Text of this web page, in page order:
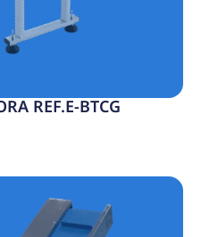
REF.E-BTCG